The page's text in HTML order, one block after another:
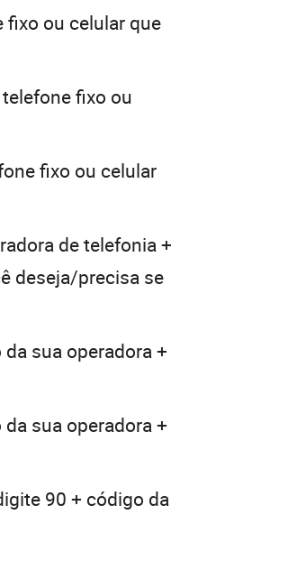
fixo ou celular que
fixo ou
fixo ou celular
de telefonia +
deseja/precisa se
sua operadora +
sua operadora +
90 + código da